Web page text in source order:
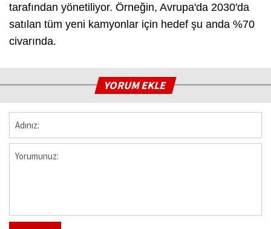
tarafından yönetiliyor. Örneğin, Avrupa'da 2030'da
satılan tüm yeni kamyonlar için hedef şu anda %70
civarında.
YORUM EKLE